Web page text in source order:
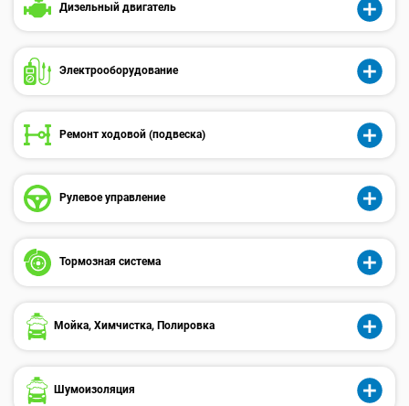
Дизельный двигатель
Электрооборудованиe
Ремонт ходовой (подвеска)
Рулевое управление
Тормозная система
Мойка, Химчистка, Полировка
Шумоизоляция